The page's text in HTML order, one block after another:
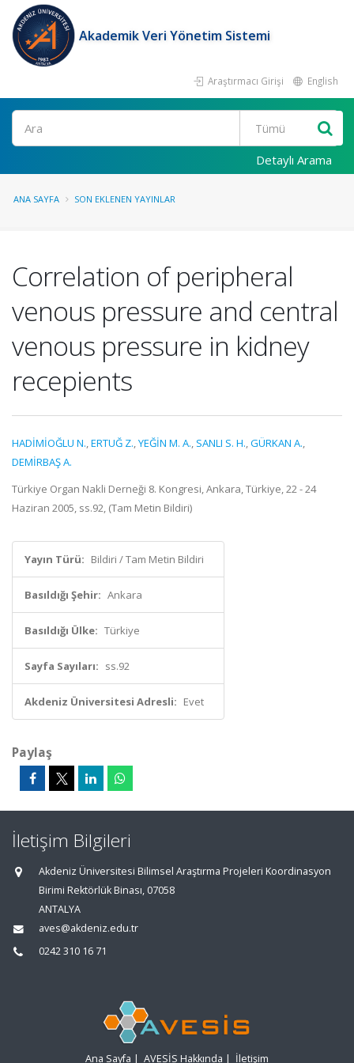
Akademik Veri Yönetim Sistemi
Araştırmacı Girişi English
Ara
Detaylı Arama
ANA SAYFA SON EKLENEN YAYINLAR
Correlation of peripheral
venous pressure and central
venous pressure in kidney
recepients
HADİMİOĞLU N.,ERTUĞ Z.,YEĞİN M. A., SANLI S. H.,GÜRKAN A.,
DEMİRBAŞ A.
Türkiye Organ Nakli Derneği 8. Kongresi, Ankara, Türkiye, 22 - 24
Haziran 2005, ss.92, (Tam Metin Bildiri)
Yayın Türü: Bildiri / Tam Metin Bildiri
Basıldığı Şehir: Ankara
Basıldığı Ülke: Türkiye
Sayfa Sayıları: ss.92
Akdeniz Üniversitesi Adresli: Evet
Paylaş
İletişim Bilgileri
Akdeniz Üniversitesi Bilimsel Araştırma Projeleri Koordinasyon
Birimi Rektörlük Binası, 07058
ANTALYA
aves@akdeniz.edu.tr
0242 310 16 71
Ana Sayfa | AVESİS Hakkında | İletişim